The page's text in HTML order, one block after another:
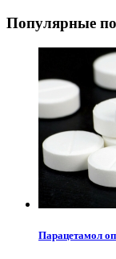
Популярные
Парацетамол